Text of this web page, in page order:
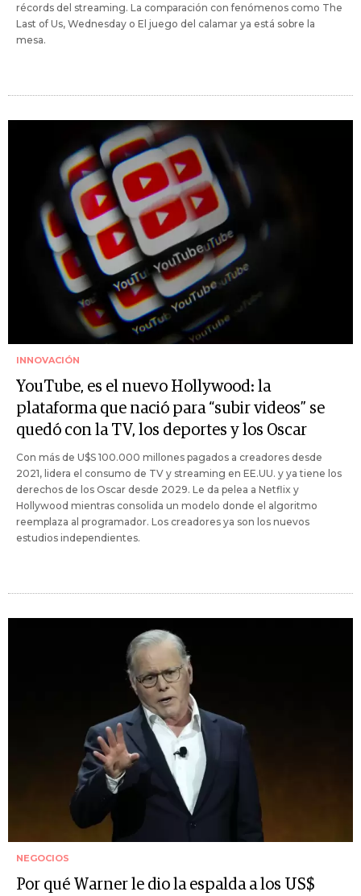
récords del streaming. La comparación con fenómenos como The
Last of Us, Wednesday o El juego del calamar ya está sobre la
mesa.
INNOVACIÓN
YouTube, es el nuevo Hollywood: la
plataforma que nació para “subir videos” se
quedó con la TV, los deportes y los Oscar​
Con más de U$S 100.000 millones pagados a creadores desde
2021, lidera el consumo de TV y streaming en EE.UU. y ya tiene los
derechos de los Oscar desde 2029. Le da pelea a Netflix y
Hollywood mientras consolida un modelo donde el algoritmo
reemplaza al programador. Los creadores ya son los nuevos
estudios independientes.
NEGOCIOS
Por qué Warner le dio la espalda a los US$